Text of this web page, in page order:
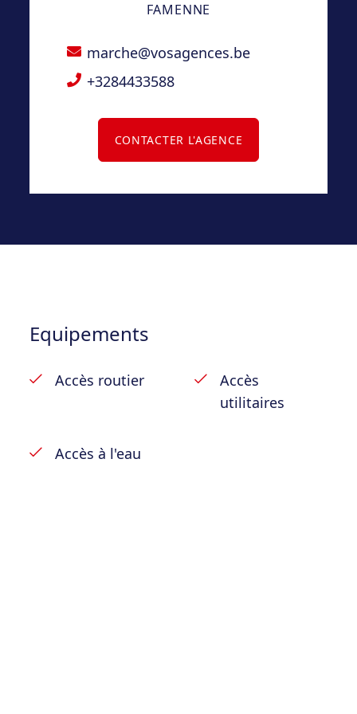
FAMENNE
marche@vosagences.be
+3284433588
CONTACTER L'AGENCE
Equipements
Accès routier
Accès
utilitaires
Accès à l'eau